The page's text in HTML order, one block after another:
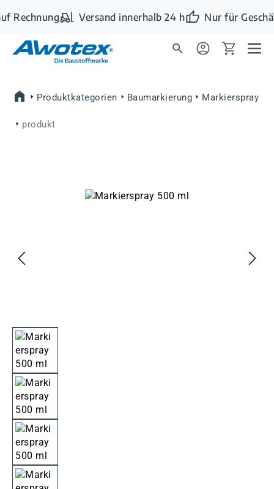
Zum Hauptinhalt springen
Rechnung Versand innerhalb 24 h Nur für
Produktkategorien Baumarkierung Markierspray
produkt
Bildergalerie überspringen